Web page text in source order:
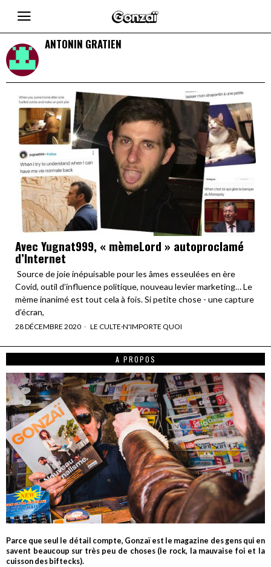
ANTONIN GRATIEN
Avec Yugnat999, « mèmeLord » autoproclamé
d’Internet
Source de joie inépuisable pour les âmes esseulées en ère
Covid, outil d’influence politique, nouveau levier marketing… Le
mème inanimé est tout cela à fois. Si petite chose - une capture
d’écran,
28 DÉCEMBRE 2020 LE CULTE·N'IMPORTE QUOI
A PROPOS
Parce que seul le détail compte, Gonzaï est le magazine des gens qui en
savent beaucoup sur très peu de choses (le rock, la mauvaise foi et la
cuisson des biftecks).